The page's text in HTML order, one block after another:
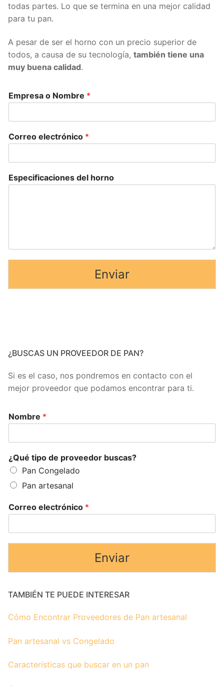
todas partes. Lo que se termina en una mejor calidad
para tu pan.
A pesar de ser el horno con un precio superior de
todos, a causa de su tecnología, también tiene una
muy buena calidad.
Empresa o Nombre *
Correo electrónico *
Especificaciones del horno
Enviar
¿BUSCAS UN PROVEEDOR DE PAN?
Si es el caso, nos pondremos en contacto con el
mejor proveedor que podamos encontrar para ti.
Nombre *
¿Qué tipo de proveedor buscas?
Pan Congelado
Pan artesanal
Correo electrónico *
Enviar
TAMBIÉN TE PUEDE INTERESAR
Cómo Encontrar Proveedores de Pan artesanal
Pan artesanal vs Congelado
Características que buscar en un pan